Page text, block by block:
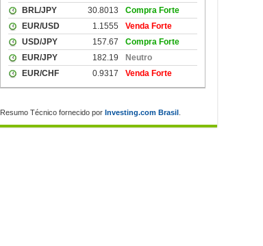
Resumo Técnico fornecido porInvesting.com Brasil